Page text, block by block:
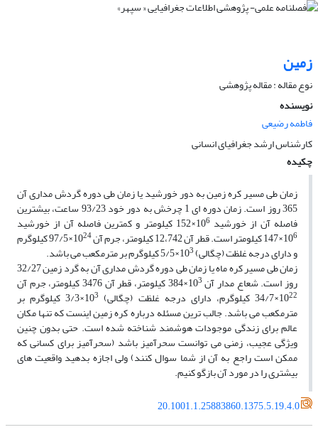
زمین
نوع مقاله : مقاله پژوهشی
نویسنده
فاطمه رضیعی
کارشناس ارشد جغرافیای انسانی
چکیده
زمان طی مسیر کره زمین به دور خورشید یا زمان طی دوره گردش مداری آن
365 روز است. زمان دوره ­ای 1 چرخش به دور خود 93/23 ساعت، بیشترین
فاصله آن از خورشید 106 ×152 کیلومتر و کمترین فاصله آن از خورشید
106 ×147 کیلومتر است. قطر آن 12،742 کیلومتر، جرم آن 10 24 ×97/5 کیلوگرم
و دارای درجه غلظت (چگالی) 103 ×5/5 کیلوگرم بر مترمکعب می ­باشد.
زمان طی مسیر کره ماه یا زمان طی دوره گردش مداری آن به گرد زمین 32/27
روز است. شعاع مدار آن 10 3 ×384 کیلومتر، قطر آن 3476 کیلومتر، جرم آن
1022 ×34/7 کیلوگرم، دارای درجه غلظت (چگالی) 10 3 ×3/3 کیلوگرم بر
مترمکعب می ­باشد. جالب ترین مسئله درباره کره زمین اینست که تنها مکان
عالم برای زندگی موجودات هوشمند شناخته شده است. حتی بدون چنین
ویژگی عجیب، زمنی می ­توانست سحرآمیز باشد (سحرآمیز برای کسانی که
ممکن است راجع به آن از شما سوال کنند) ولی اجازه بدهید واقعیت­ های
بیشتری را در مورد آن بازگو کنیم.
20.1001.1.25883860.1375.5.19.4.0